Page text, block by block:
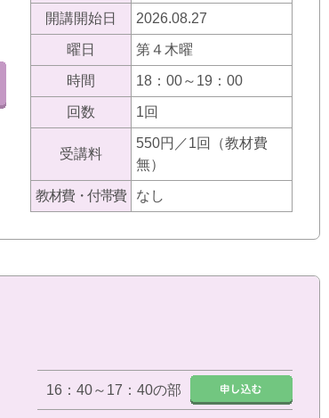
開講開始日 2026.08.27
曜日 第４木曜
時間 18：00～19：00
回数 1回
受講料
550円／1回（教材費
無）
教材費・付帯費 なし
16：40～17：40の部